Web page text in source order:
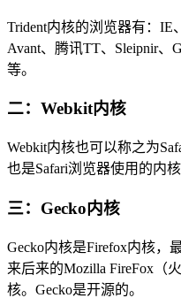
Trident内核的浏览器有：IE
Avant、腾讯TT、Sleipnir、
等。
二：Webkit内核
Webkit内核也可以称之为
也是Safari浏览器使用的内核
三：Gecko内核
Gecko内核是Firefox内核，
来后来的Mozilla FireFox（
核。Gecko是开源的。